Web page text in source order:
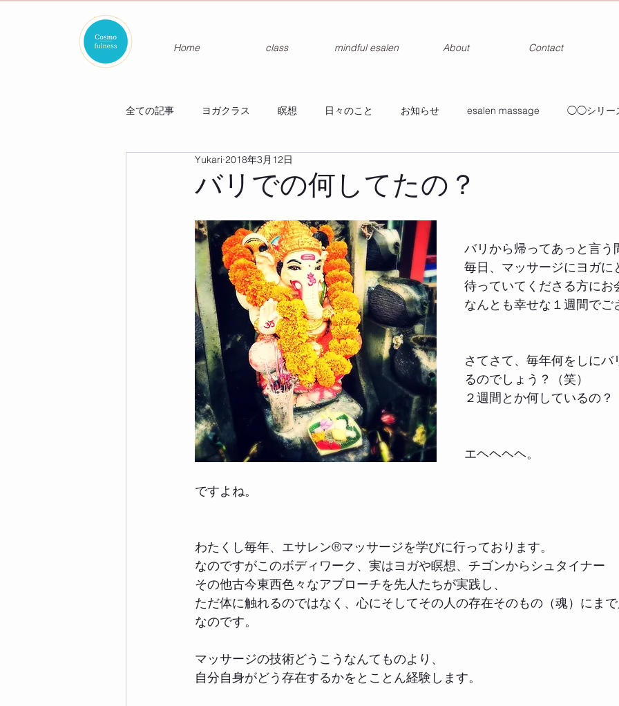
Home class mindful esalen About Contact
全ての記事 ヨガクラス 瞑想 日々のこと お知らせ esalen massage ◯◯シリー
バリでの何してたの？
Yukari 2018年3月12日
バリから帰ってあっと言う
毎日、マッサージにヨガに
待っていてくださる方にお
なんとも幸せな１週間でご
さてさて、毎年何をしにバ
るのでしょう？（笑）
２週間とか何しているの？
エヘヘヘヘ。
ですよね。
わたくし毎年、エサレン®︎マッサージを学びに行っております。
なのですがこのボディワーク、実はヨガや瞑想、チゴンからシュタイナー
その他古今東西色々なアプローチを先人たちが実践し、
ただ体に触れるのではなく、心にそしてその人の存在そのもの（魂）にま
なのです。
マッサージの技術どうこうなんてものより、
自分自身がどう存在するかをとことん経験します。